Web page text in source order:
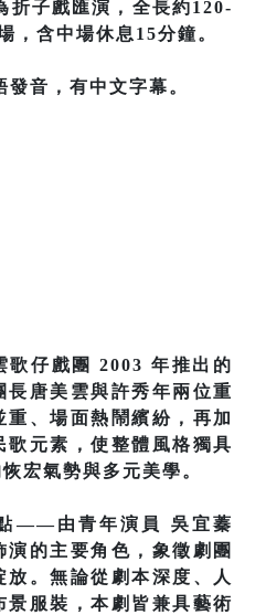
子戲匯演，全長約120-
，含中場休息15分鐘。
音，有中文字幕。
歌仔戲團 2003 年推出的
唐美雲與許秀年兩位重
、場面熱鬧繽紛，再加
歌元素，使整體風格獨具
宏氣勢與多元美學。
——由青年演員 吳宜蓁
的主要角色，象徵劇團
。無論從劇本深度、人
服裝，本劇皆兼具藝術